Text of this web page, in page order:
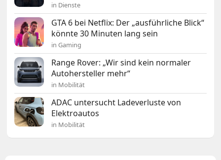
in Dienste
GTA 6 bei Netflix: Der „ausführliche Blick“
könnte 30 Minuten lang sein
in Gaming
Range Rover: „Wir sind kein normaler
Autohersteller mehr“
in Mobilität
ADAC untersucht Ladeverluste von
Elektroautos
in Mobilität